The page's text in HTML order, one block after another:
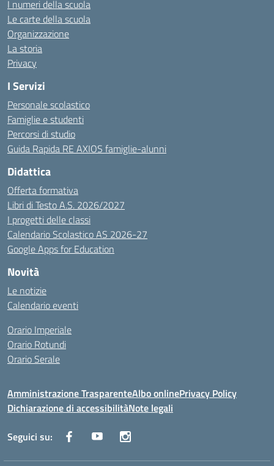
I numeri della scuola
Le carte della scuola
Organizzazione
La storia
Privacy
I Servizi
Personale scolastico
Famiglie e studenti
Percorsi di studio
Guida Rapida RE AXIOS famiglie-alunni
Didattica
Offerta formativa
Libri di Testo A.S. 2026/2027
I progetti delle classi
Calendario Scolastico AS 2026-27
Google Apps for Education
Novità
Le notizie
Calendario eventi
Orario Imperiale
Orario Rotundi
Orario Serale
Amministrazione TrasparenteAlbo onlinePrivacy Policy
Dichiarazione di accessibilitàNote legali
Seguici su: